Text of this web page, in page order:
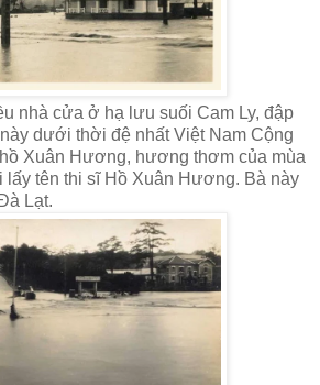
nhà cửa ở hạ lưu suối Cam Ly, đập
dưới thời đệ nhất Việt Nam Cộng
Xuân Hương, hương thơm của mùa
lấy tên thi sĩ Hồ Xuân Hương. Bà này
Lạt.